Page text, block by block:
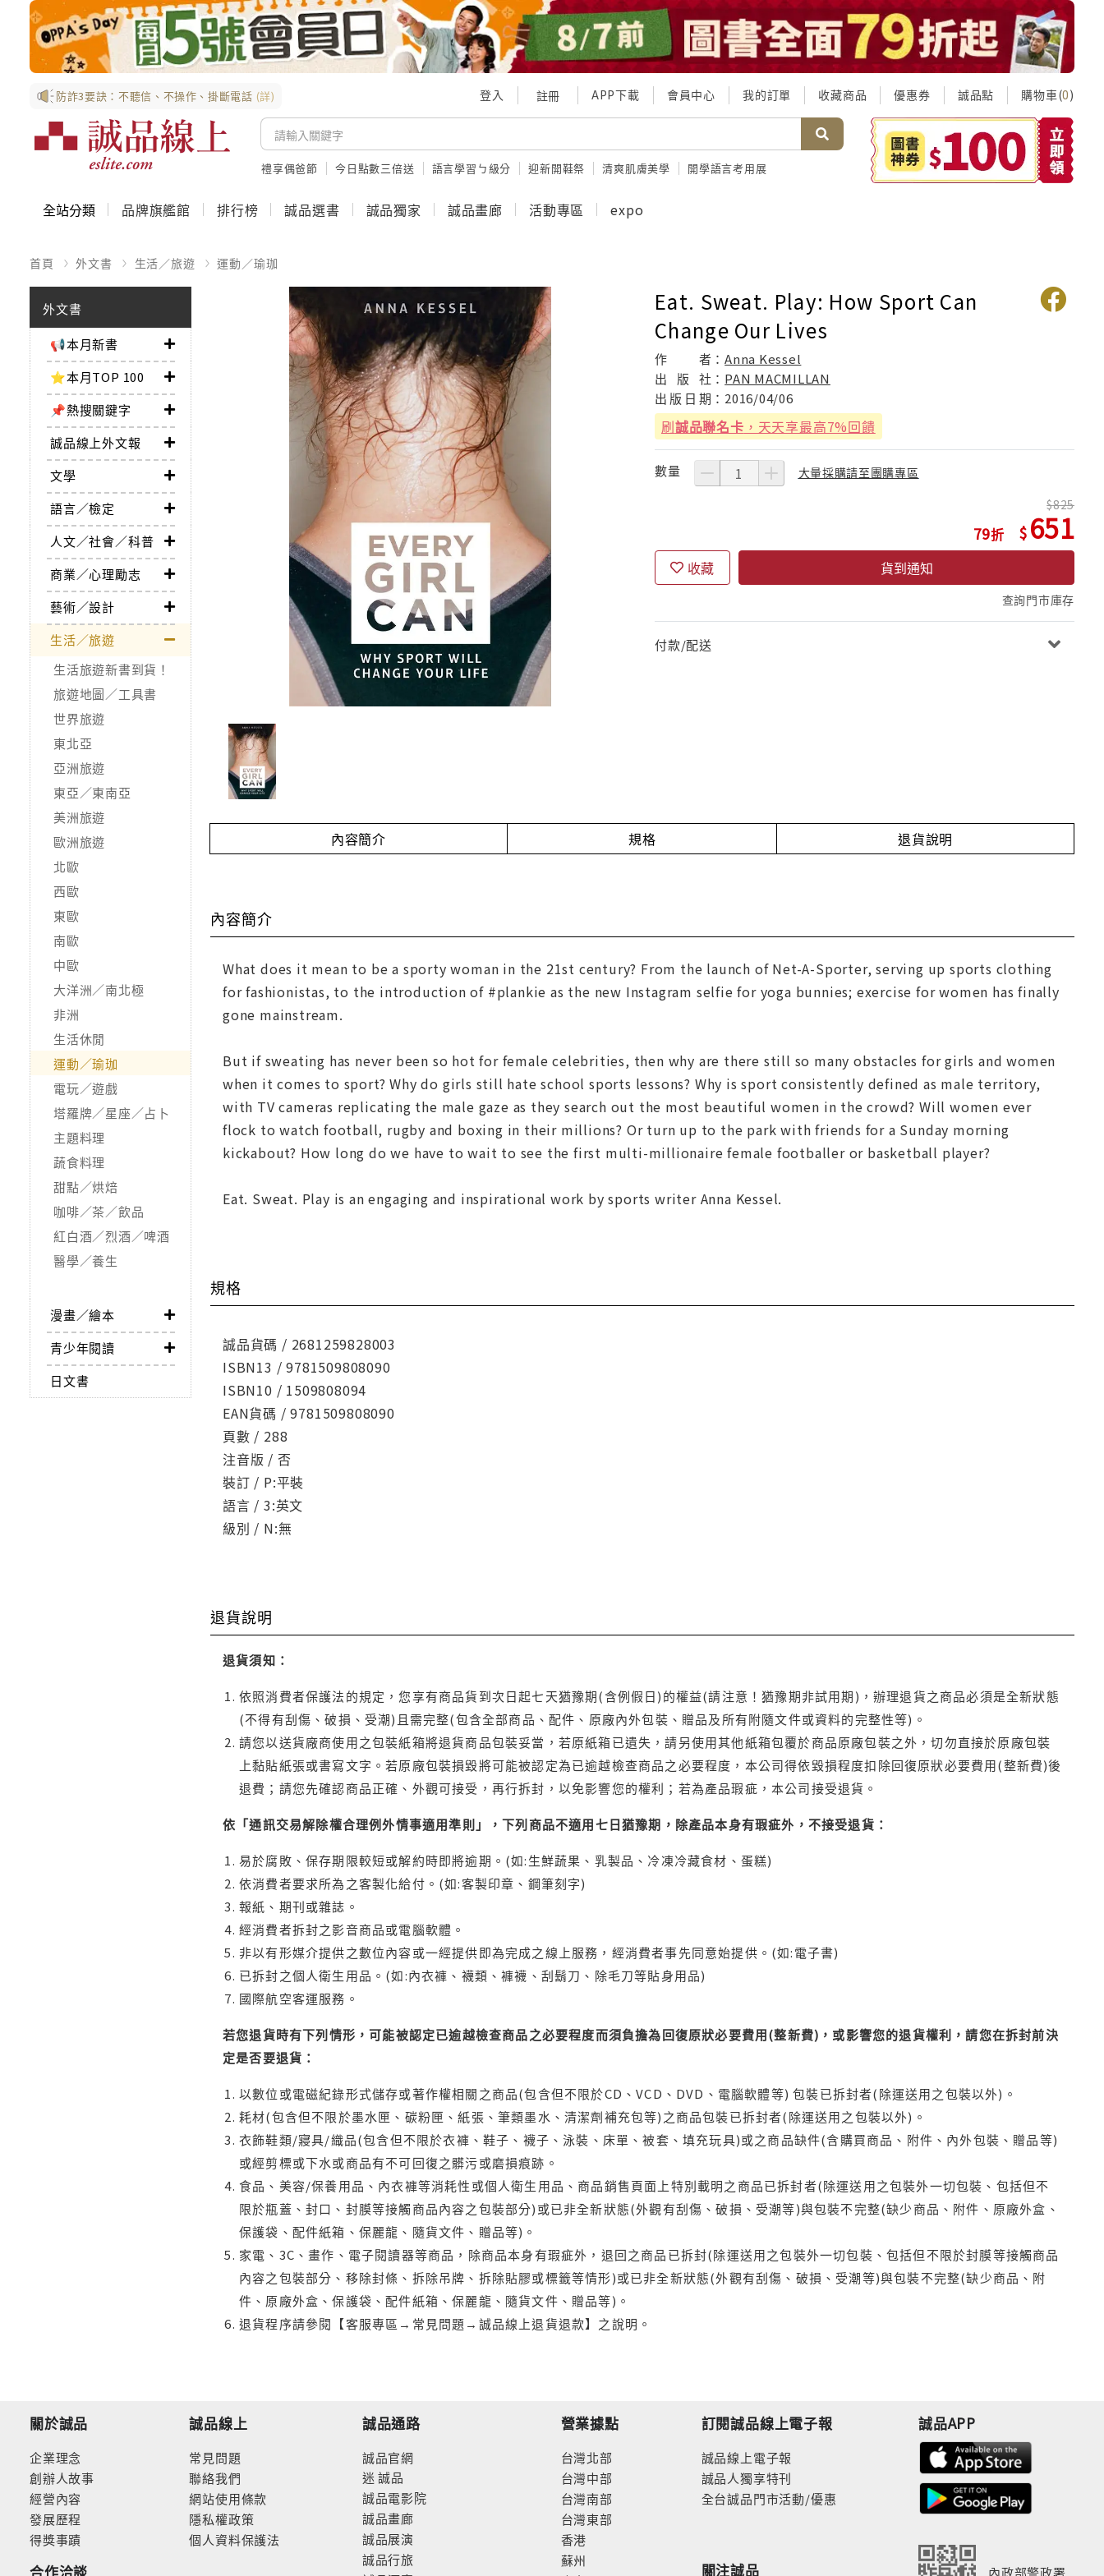
防詐3要訣：不聽信、不操作、掛斷電話 (詳) 登入 註冊 APP下載 會員中心 我的訂單 收藏商品 優惠券 誠品點 購物車(0)
禮享偶爸節 今日點數三倍送 語言學習ㄅ級分 迎新開鞋祭 清爽肌膚美學 開學語言考用展
全站分類 品牌旗艦館 排行榜 誠品選書 誠品獨家 誠品畫廊 活動專區 expo
首頁 外文書 生活／旅遊 運動／瑜珈
外文書
📢本月新書
⭐本月TOP 100
📌熱搜關鍵字
誠品線上外文報
文學
語言／檢定
人文／社會／科普
商業／心理勵志
藝術／設計
生活／旅遊
生活旅遊新書到貨！
旅遊地圖／工具書
世界旅遊
東北亞
亞洲旅遊
東亞／東南亞
美洲旅遊
歐洲旅遊
北歐
西歐
東歐
南歐
中歐
大洋洲／南北極
非洲
生活休閒
運動／瑜珈
電玩／遊戲
塔羅牌／星座／占卜
主題料理
蔬食料理
甜點／烘焙
咖啡／茶／飲品
紅白酒／烈酒／啤酒
醫學／養生
漫畫／繪本
青少年閱讀
日文書
Eat. Sweat. Play: How Sport Can
Change Our Lives
作 者：Anna Kessel
出
版 社： PAN MACMILLAN
出 版 日 期： 2016/04/06
刷誠品聯名卡 ，天天享最高7%回饋
數量 大量採購請至團購專區
79
825
651
收藏 貨到通知
查詢門市庫存
付款/配送
內容簡介 規格 退貨說明
內容簡介
What does it mean to be a sporty woman in the 21st century? From the launch of Net-A-Sporter, serving up sports clothing
for fashionistas, to the introduction of #plankie as the new Instagram selfie for yoga bunnies; exercise for women has finally
gone mainstream.
But if sweating has never been so hot for female celebrities, then why are there still so many obstacles for girls and women
when it comes to sport? Why do girls still hate school sports lessons? Why is sport consistently defined as male territory,
with TV cameras replicating the male gaze as they search out the most beautiful women in the crowd? Will women ever
flock to watch football, rugby and boxing in their millions? Or turn up to the park with friends for a Sunday morning
kickabout? How long do we have to wait to see the first multi-millionaire female footballer or basketball player?
Eat. Sweat. Play is an engaging and inspirational work by sports writer Anna Kessel.
規格
誠品貨碼 / 2681259828003
ISBN13 / 9781509808090
ISBN10 / 1509808094
EAN貨碼 / 9781509808090
頁數 / 288
注音版 / 否
裝訂 / P:平裝
語言 / 3:英文
級別 / N:無
退貨說明
退貨須知：
依照消費者保護法的規定，您享有商品貨到次日起七天猶豫期(含例假日)的權益(請注意！猶豫期非試用期)，辦理退貨之商品必須是全新狀態
(不得有刮傷、破損、受潮)且需完整(包含全部商品、配件、原廠內外包裝、贈品及所有附隨文件或資料的完整性等)。
請您以送貨廠商使用之包裝紙箱將退貨商品包裝妥當，若原紙箱已遺失，請另使用其他紙箱包覆於商品原廠包裝之外，切勿直接於原廠包裝
上黏貼紙張或書寫文字。若原廠包裝損毀將可能被認定為已逾越檢查商品之必要程度，本公司得依毀損程度扣除回復原狀必要費用(整新費)後
退費；請您先確認商品正確、外觀可接受，再行拆封，以免影響您的權利；若為產品瑕疵，本公司接受退貨。
依「通訊交易解除權合理例外情事適用準則」，下列商品不適用七日猶豫期，除產品本身有瑕疵外，不接受退貨：
易於腐敗、保存期限較短或解約時即將逾期。(如:生鮮蔬果、乳製品、冷凍冷藏食材、蛋糕)
依消費者要求所為之客製化給付。(如:客製印章、鋼筆刻字)
報紙、期刊或雜誌。
經消費者拆封之影音商品或電腦軟體。
非以有形媒介提供之數位內容或一經提供即為完成之線上服務，經消費者事先同意始提供。(如:電子書)
已拆封之個人衛生用品。(如:內衣褲、襪類、褲襪、刮鬍刀、除毛刀等貼身用品)
國際航空客運服務。
若您退貨時有下列情形，可能被認定已逾越檢查商品之必要程度而須負擔為回復原狀必要費用(整新費)，或影響您的退貨權利，請您在拆封前決
定是否要退貨：
以數位或電磁紀錄形式儲存或著作權相關之商品(包含但不限於CD、VCD、DVD、電腦軟體等) 包裝已拆封者(除運送用之包裝以外)。
耗材(包含但不限於墨水匣、碳粉匣、紙張、筆類墨水、清潔劑補充包等)之商品包裝已拆封者(除運送用之包裝以外)。
衣飾鞋類/寢具/織品(包含但不限於衣褲、鞋子、襪子、泳裝、床單、被套、填充玩具)或之商品缺件(含購買商品、附件、內外包裝、贈品等)
或經剪標或下水或商品有不可回復之髒污或磨損痕跡。
食品、美容/保養用品、內衣褲等消耗性或個人衛生用品、商品銷售頁面上特別載明之商品已拆封者(除運送用之包裝外一切包裝、包括但不
限於瓶蓋、封口、封膜等接觸商品內容之包裝部分)或已非全新狀態(外觀有刮傷、破損、受潮等)與包裝不完整(缺少商品、附件、原廠外盒、
保護袋、配件紙箱、保麗龍、隨貨文件、贈品等)。
家電、3C、畫作、電子閱讀器等商品，除商品本身有瑕疵外，退回之商品已拆封(除運送用之包裝外一切包裝、包括但不限於封膜等接觸商品
內容之包裝部分、移除封條、拆除吊牌、拆除貼膠或標籤等情形)或已非全新狀態(外觀有刮傷、破損、受潮等)與包裝不完整(缺少商品、附
件、原廠外盒、保護袋、配件紙箱、保麗龍、隨貨文件、贈品等)。
退貨程序請參閱【客服專區→常見問題→誠品線上退貨退款】之說明。
關於誠品
企業理念
創辦人故事
經營內容
發展歷程
得獎事蹟
合作洽談
誠品線上
常見問題
聯絡我們
網站使用條款
隱私權政策
個人資料保護法
誠品通路
誠品官網
迷 誠品
誠品電影院
誠品畫廊
誠品展演
誠品行旅
營業據點
台灣北部
台灣中部
台灣南部
台灣東部
香港
蘇州
訂閱誠品線上電子報
誠品線上電子報
誠品人獨享特刊
全台誠品門市活動/優惠
關注誠品
誠品APP